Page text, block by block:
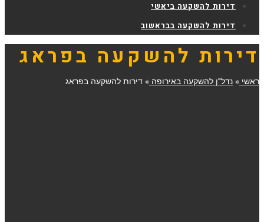
דירות להשקעה ביאשי
דירות להשקעה בבראשוב
דירות להשקעה בפראג
ראשי » נדל"ן להשקעה באירופה » דירות להשקעה בפראג